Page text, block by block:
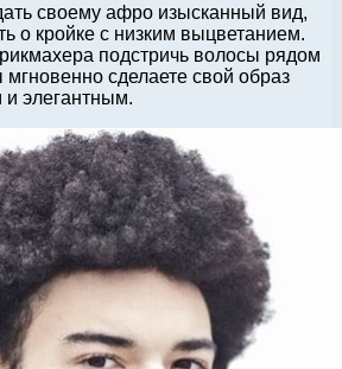
своему афро изысканный вид,
о кройке с низким выцветанием.
подстричь волосы рядом
сделаете свой образ
элегантным.